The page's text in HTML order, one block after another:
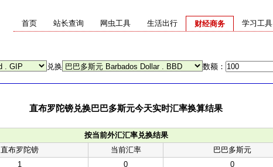
首页 站长查询 网虫工具 生活出行
财经商务
学习工具
兑换 数额：
直布罗陀镑兑换巴巴多斯元今天实时汇率换算结果
按当前外汇汇率兑换结果
直布罗陀镑
当前汇率
巴巴多斯元
1
0 0